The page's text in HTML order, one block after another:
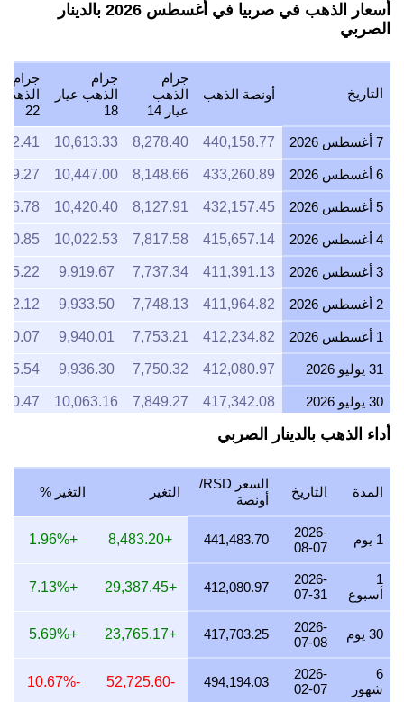
أسعار الذهب في صربيا في أغسطس 2026 بالدينار
الصربي
التاريخ أونصة الذهب
جرام
الذهب
عيار 14
جرام
الذهب عيار
18
جرام
الذهب
22
7 أغسطس 2026 440,158.77
8,278.40
10,613.33
6 أغسطس 2026 433,260.89
8,148.66
10,447.00
5 أغسطس 2026 432,157.45
8,127.91
10,420.40
4 أغسطس 2026 415,657.14
7,817.58
10,022.53
3 أغسطس 2026 411,391.13
7,737.34
9,919.67
2 أغسطس 2026 411,964.82
7,748.13
9,933.50
1 أغسطس 2026 412,234.82
7,753.21
9,940.01
31 يوليو 2026 412,080.97
7,750.32
9,936.30
30 يوليو 2026 417,342.08
7,849.27
10,063.16
29 يوليو 2026 417,093.12
28 يوليو 2026 415,618.35
7,816.85
10,021.60
27 يوليو 2026 421,395.92
7,925.51
10,160.91
26 يوليو 2026 417,648.59
7,855.03
10,070.55
25 يوليو 2026 417,497.98
7,852.20
24 يوليو 2026 419,851.63
7,896.46
10,123.67
23 يوليو 2026 417,914.15
7,860.02
10,076.95
22 يوليو 2026 426,790.48
8,026.97
21 يوليو 2026 418,244.57
أداء الذهب بالدينار الصربي
المدة التاريخ
السعر RSD/
أونصة
التغير التغير %
1 يوم
2026-
08-07
441,483.70
+8,483.20
+1.96%
1
أسبوع
2026-
07-31
412,080.97
+29,387.45
+7.13%
30 يوم
2026-
07-08
417,703.25
+23,765.17
+5.69%
6
شهور
2026-
02-07
494,194.03
-52,725.60
-10.67%